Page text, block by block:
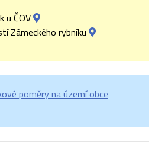
u ČOV
Zámeckého rybníku
poměry na území obce